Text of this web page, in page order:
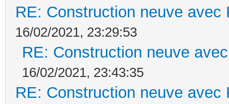
RE: Construction neuve avec
16/02/2021, 23:29:53
RE: Construction neuve
16/02/2021, 23:43:35
RE: Construction neuve avec